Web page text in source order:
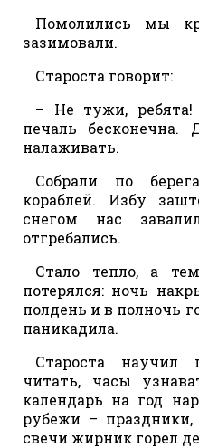
Помолились мы
зазимовали.
Староста говорит:
– Не тужи,
печаль
налаживать.
Собрали по
кораблей. Избу
снегом нас
отгребались.
Стало тепло, а
потерялся: ночь
полдень и в полночь
паникадила.
Староста научил
читать, часы
календарь на год
рубежи –
свечи жирник горел